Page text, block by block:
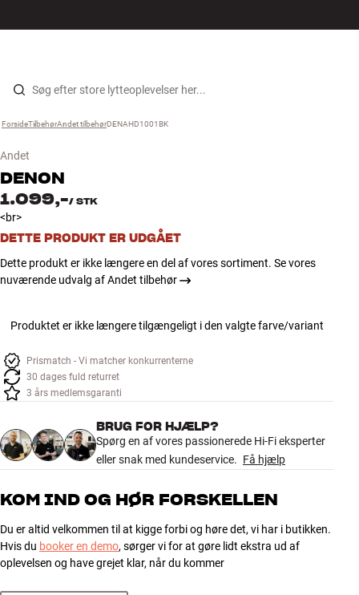
Gå til indhold
Højtaler
Høretelefoner
Kabler
Tilbehør
MÆRKER
NYHEDER
TILBUD
Forside ›
Tilbehør ›
Andet tilbehør ›
DENAHD1001BK
Andet
DENON
1.099,-/ STK
<br>
DETTE PRODUKT ER UDGÅET
Dette produkt er ikke længere en del af vores sortiment. Se vores
nuværende udvalg af Andet tilbehør
Produktet er ikke længere tilgængeligt i den valgte farve/variant
Prismatch - Vi matcher konkurrenterne
30 dages fuld returret
3 års medlemsgaranti
BRUG FOR HJÆLP?
Spørg en af vores passionerede Hi-Fi eksperter
eller snak med kundeservice. Få hjælp
KOM IND OG HØR FORSKELLEN
Du er altid velkommen til at kigge forbi og høre det, vi har i butikken.
Hvis du booker en demo, sørger vi for at gøre lidt ekstra ud af
oplevelsen og have grejet klar, når du kommer